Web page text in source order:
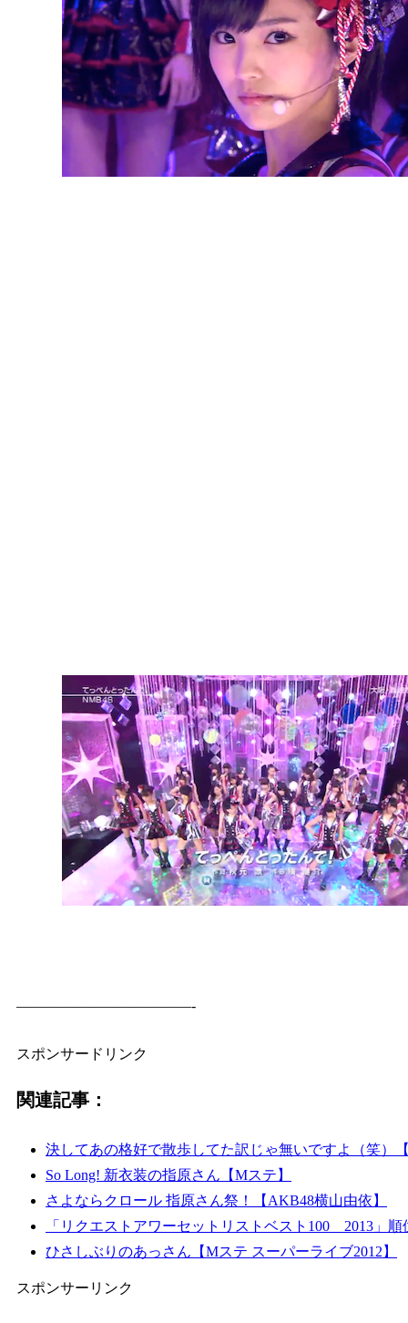
————————————-
スポンサードリンク
関連記事：
決してあの格好で散歩してた訳じゃ無いですよ（笑）
So Long! 新衣装の指原さん【Mステ】
さよならクロール 指原さん祭！【AKB48横山由依】
「リクエストアワーセットリストベスト100 2013」順
ひさしぶりのあっさん【Mステ スーパーライブ2012】
スポンサーリンク